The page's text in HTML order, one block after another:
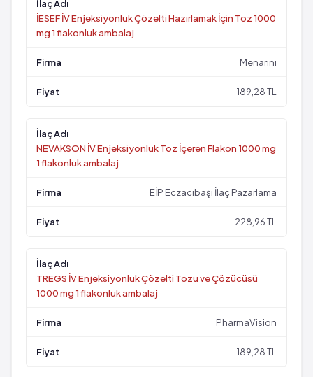
İESEF İV Enjeksiyonluk Çözelti Hazırlamak İçin Toz 1000
mg 1 flakonluk ambalaj
Menarini
189,28 TL
NEVAKSON İV Enjeksiyonluk Toz İçeren Flakon 1000 mg
1 flakonluk ambalaj
EİP Eczacıbaşı İlaç Pazarlama
228,96 TL
TREGS İV Enjeksiyonluk Çözelti Tozu ve Çözücüsü
1000 mg 1 flakonluk ambalaj
PharmaVision
189,28 TL